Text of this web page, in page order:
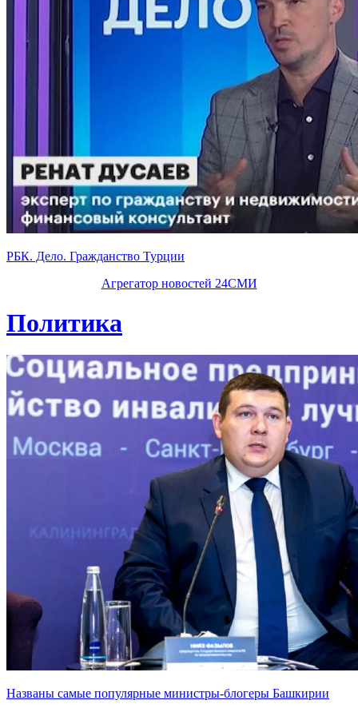
РБК. Дело. Гражданство Турции
Агрегатор новостей 24СМИ
Политика
Названы самые популярные министры-блогеры Башкирии